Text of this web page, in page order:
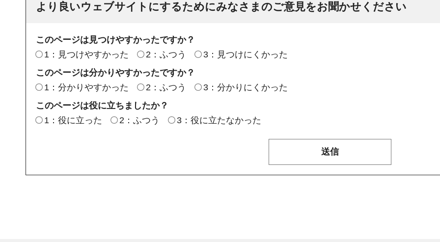
より良いウェブサイトにするためにみなさまのご意見をお聞かせください
このページは見つけやすかったですか？
1：見つけやすかった
2：ふつう
3：見つけにくかった
このページは分かりやすかったですか？
1：分かりやすかった
2：ふつう
3：分かりにくかった
このページは役に立ちましたか？
1：役に立った
2：ふつう 3：役に立たなかった